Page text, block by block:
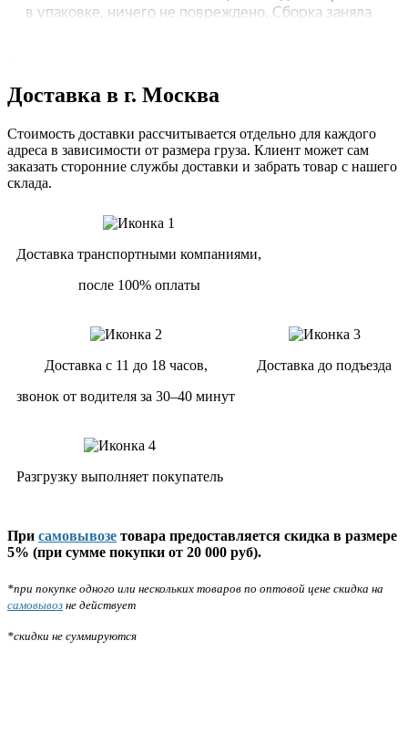
Доставка в г. Москва
Стоимость доставки рассчитывается отдельно для каждого
адреса в зависимости от размера груза. Клиент может сам
заказать сторонние службы доставки и забрать товар с нашего
склада.
Доставка транспортными компаниями,
после 100% оплаты
Доставка с 11 до 18 часов,
звонок от водителя за 30–40 минут
Доставка до подъезда
Разгрузку выполняет покупатель
При самовывозе товара предоставляется скидка в размере
5% (при сумме покупки от 20 000 руб).
*при покупке одного или нескольких товаров по оптовой цене скидка на
самовывоз не действует
*скидки не суммируются